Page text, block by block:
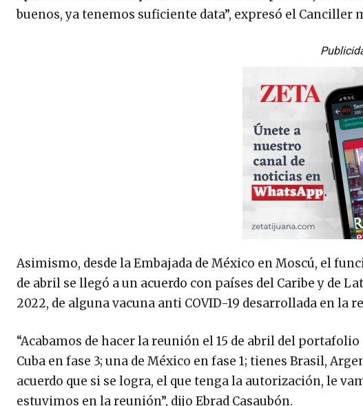
buenos, ya tenemos suficiente data”, expresó el Canciller
Asimismo, desde la Embajada de México en Moscú, el
de abril se llegó a un acuerdo con países del Caribe y de
2022, de alguna vacuna anti COVID-19 desarrollada en la
“Acabamos de hacer la reunión el 15 de abril del
Cuba en fase 3; una de México en fase 1; tienes Brasil,
acuerdo que si se logra, el que tenga la autorización, le
estuvimos en la reunión”, dijo Ebrad Casaubón.